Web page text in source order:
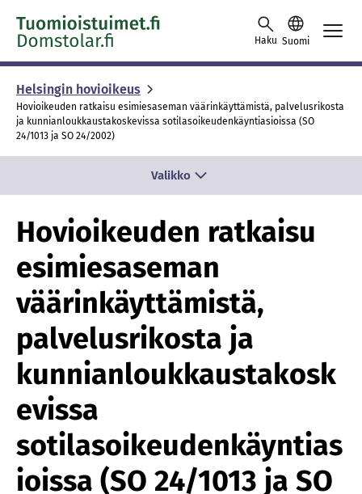
Skip to content -saavutettavuusohje
Haku Suomi
Helsingin hovioikeus
Hovioikeuden ratkaisu esimiesaseman väärinkäyttämistä, palvelusrikosta
ja kunnianloukkaustakoskevissa sotilasoikeudenkäyntiasioissa (SO
24/1013 ja SO 24/2002)
Valikko
Hovioikeuden ratkaisu
esimiesaseman
väärinkäyttämistä,
palvelusrikosta ja
kunnianloukkaustakosk
evissa
sotilasoikeudenkäyntias
ioissa (SO 24/1013 ja SO